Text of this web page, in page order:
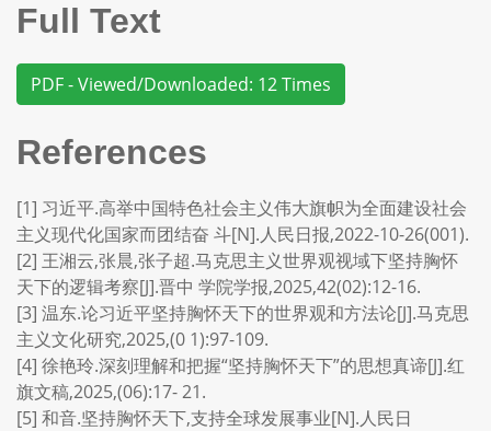
Full Text
PDF - Viewed/Downloaded: 12 Times
References
[1] 习近平.高举中国特色社会主义伟大旗帜为全面建设社会
主义现代化国家而团结奋 斗[N].人民日报,2022-10-26(001).
[2] 王湘云,张晨,张子超.马克思主义世界观视域下坚持胸怀
天下的逻辑考察[J].晋中 学院学报,2025,42(02):12-16.
[3] 温东.论习近平坚持胸怀天下的世界观和方法论[J].马克思
主义文化研究,2025,(0 1):97-109.
[4] 徐艳玲.深刻理解和把握“坚持胸怀天下”的思想真谛[J].红
旗文稿,2025,(06):17- 21.
[5] 和音.坚持胸怀天下,支持全球发展事业[N].人民日